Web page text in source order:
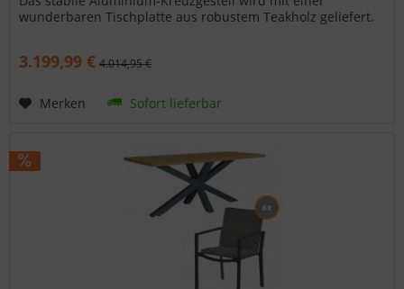
wunderbaren Tischplatte aus robustem Teakholz geliefert.
3.199,99 € 4.014,95 €
Merken Sofort lieferbar